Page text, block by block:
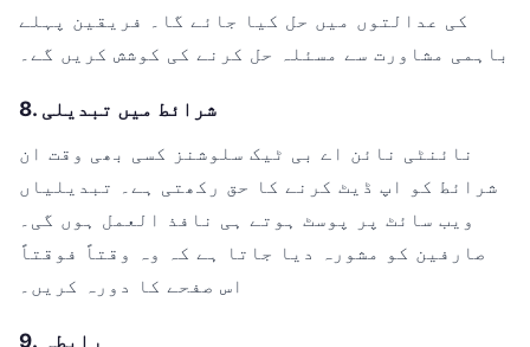
کی عدالتوں میں حل کیا جائے گا۔ فریقین پہلے
باہمی مشاورت سے مسئلہ حل کرنے کی کوشش کریں گے۔
8. شرائط میں تبدیلی
نائنٹی نائن اے بی ٹیک سلوشنز کسی بھی وقت ان
شرائط کو اپ ڈیٹ کرنے کا حق رکھتی ہے۔ تبدیلیاں
ویب سائٹ پر پوسٹ ہوتے ہی نافذ العمل ہوں گی۔
صارفین کو مشورہ دیا جاتا ہے کہ وہ وقتاً فوقتاً
اس صفحے کا دورہ کریں۔
9. رابطہ